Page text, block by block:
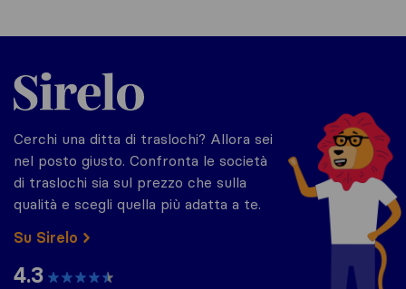
Sirelo.it
Cerchi una ditta di traslochi? Allora sei
nel posto giusto. Confronta le società
di traslochi sia sul prezzo che sulla
qualità e scegli quella più adatta a te.
Su Sirelo
4.3